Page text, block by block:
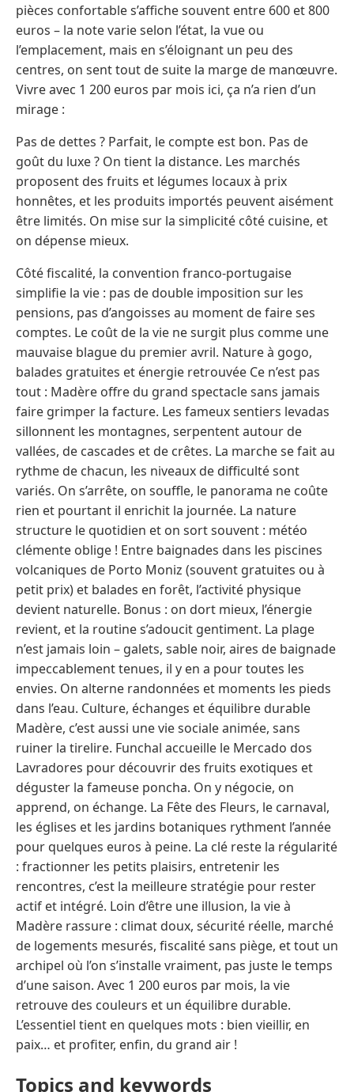
pièces confortable s’affiche souvent entre 600 et 800
euros – la note varie selon l’état, la vue ou
l’emplacement, mais en s’éloignant un peu des
centres, on sent tout de suite la marge de manœuvre.
Vivre avec 1 200 euros par mois ici, ça n’a rien d’un
mirage :
Pas de dettes ? Parfait, le compte est bon. Pas de
goût du luxe ? On tient la distance. Les marchés
proposent des fruits et légumes locaux à prix
honnêtes, et les produits importés peuvent aisément
être limités. On mise sur la simplicité côté cuisine, et
on dépense mieux.
Côté fiscalité, la convention franco-portugaise
simplifie la vie : pas de double imposition sur les
pensions, pas d’angoisses au moment de faire ses
comptes. Le coût de la vie ne surgit plus comme une
mauvaise blague du premier avril. Nature à gogo,
balades gratuites et énergie retrouvée Ce n’est pas
tout : Madère offre du grand spectacle sans jamais
faire grimper la facture. Les fameux sentiers levadas
sillonnent les montagnes, serpentent autour de
vallées, de cascades et de crêtes. La marche se fait au
rythme de chacun, les niveaux de difficulté sont
variés. On s’arrête, on souffle, le panorama ne coûte
rien et pourtant il enrichit la journée. La nature
structure le quotidien et on sort souvent : météo
clémente oblige ! Entre baignades dans les piscines
volcaniques de Porto Moniz (souvent gratuites ou à
petit prix) et balades en forêt, l’activité physique
devient naturelle. Bonus : on dort mieux, l’énergie
revient, et la routine s’adoucit gentiment. La plage
n’est jamais loin – galets, sable noir, aires de baignade
impeccablement tenues, il y en a pour toutes les
envies. On alterne randonnées et moments les pieds
dans l’eau. Culture, échanges et équilibre durable
Madère, c’est aussi une vie sociale animée, sans
ruiner la tirelire. Funchal accueille le Mercado dos
Lavradores pour découvrir des fruits exotiques et
déguster la fameuse poncha. On y négocie, on
apprend, on échange. La Fête des Fleurs, le carnaval,
les églises et les jardins botaniques rythment l’année
pour quelques euros à peine. La clé reste la régularité
: fractionner les petits plaisirs, entretenir les
rencontres, c’est la meilleure stratégie pour rester
actif et intégré. Loin d’être une illusion, la vie à
Madère rassure : climat doux, sécurité réelle, marché
de logements mesurés, fiscalité sans piège, et tout un
archipel où l’on s’installe vraiment, pas juste le temps
d’une saison. Avec 1 200 euros par mois, la vie
retrouve des couleurs et un équilibre durable.
L’essentiel tient en quelques mots : bien vieillir, en
paix… et profiter, enfin, du grand air !
Topics and keywords